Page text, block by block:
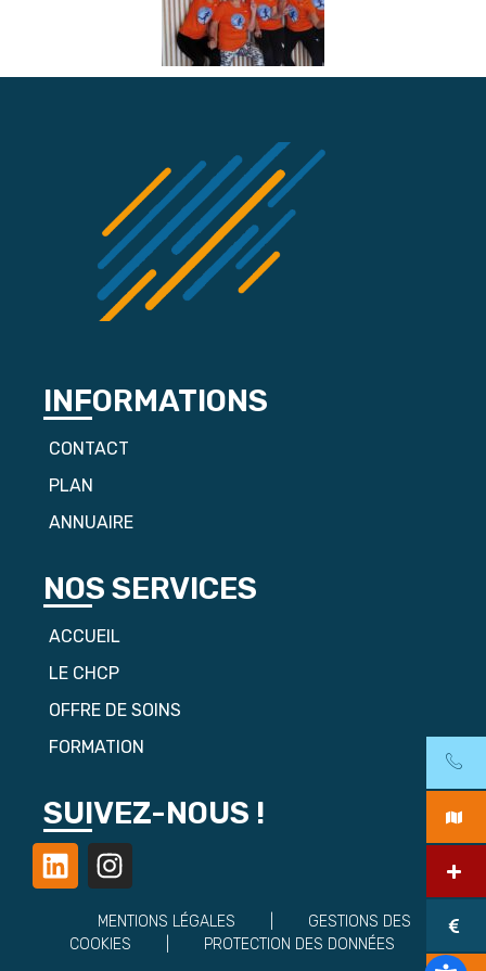
INFORMATIONS
CONTACT
PLAN
ANNUAIRE
NOS SERVICES
ACCUEIL
LE CHCP
OFFRE DE SOINS
FORMATION
SUIVEZ-NOUS !
MENTIONS LÉGALES
GESTIONS DES
COOKIES
PROTECTION DES DONNÉES